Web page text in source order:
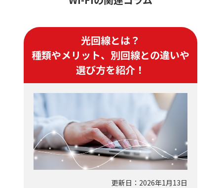
光回線とは？
種類やメリット、別回線との違いや
選び方を紹介！
更新日：2026年1月13日